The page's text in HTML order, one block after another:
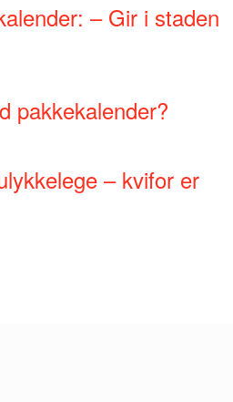
– Gir i staden
pakkekalender?
– kvifor er